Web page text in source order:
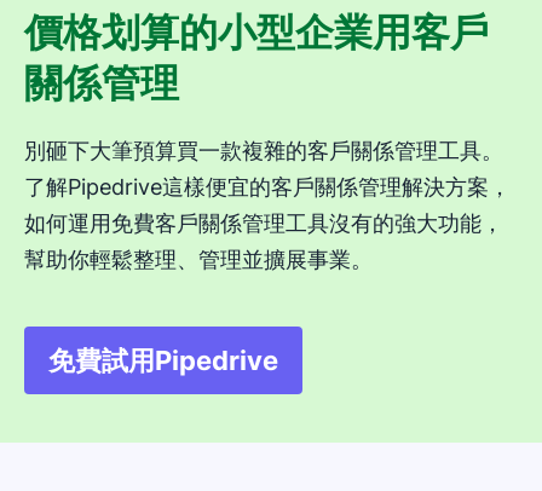
價格划算的小型企業用客戶
關係管理
別砸下大筆預算買一款複雜的客戶關係管理工具。
了解Pipedrive這樣便宜的客戶關係管理解決方案，
如何運用免費客戶關係管理工具沒有的強大功能，
幫助你輕鬆整理、管理並擴展事業。
免費試用Pipedrive
在新視窗開啟